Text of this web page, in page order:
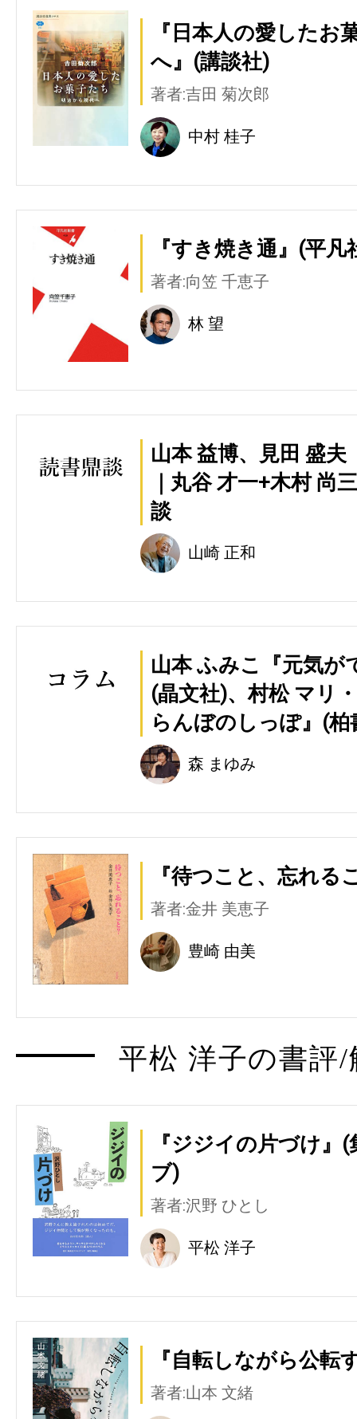
『日本人の愛したお
へ』(講談社)
著者:吉田 菊次郎
中村 桂子
『すき焼き通』(平凡
著者:向笠 千恵子
林 望
山本 益博、見田 盛
｜丸谷 才一+木村 尚
談
山崎 正和
山本 ふみこ『元気が
(晶文社)、村松 マリ
らんぼのしっぽ』(柏
森 まゆみ
『待つこと、忘れる
著者:金井 美恵子
豊崎 由美
平松 洋子の書評
『ジジイの片づけ』
ブ)
著者:沢野 ひとし
平松 洋子
『自転しながら公転
著者:山本 文緒